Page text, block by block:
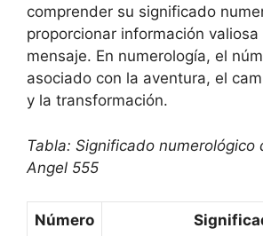
comprender su significado
proporcionar información valiosa
mensaje. En numerología, el
asociado con la aventura, el
y la transformación.
Tabla: Significado numerológico
Angel 555
Número